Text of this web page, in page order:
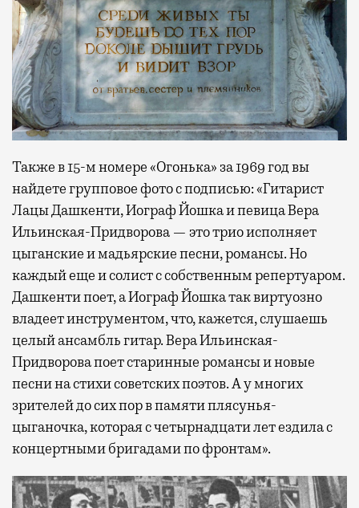
Также в 15-м номере «Огонька» за 1969 год вы
найдете групповое фото с подписью: «Гитарист
Лацы Дашкенти, Иограф Йошка и певица Вера
Ильинская-Придворова — это трио исполняет
цыганские и мадьярские песни, романсы. Но
каждый еще и солист с собственным репертуаром.
Дашкенти поет, а Иограф Йошка так виртуозно
владеет инструментом, что, кажет­ся, слушаешь
целый ансамбль гитар. Вера Ильинская-
Придворова поет старинные романсы и новые
песни на стихи советских поэтов. А у мно­гих
зрителей до сих пор в памяти плясунья-
цыганочка, которая с че­тырнадцати лет ездила с
концертными бригадами по фронтам».